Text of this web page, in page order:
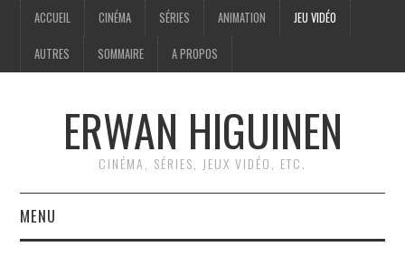
ACCUEIL CINÉMA SÉRIES ANIMATION JEU VIDÉO
AUTRES SOMMAIRE A PROPOS
ERWAN HIGUINEN
CINÉMA, SÉRIES, JEUX VIDÉO, ETC.
MENU